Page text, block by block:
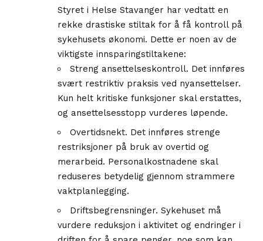
Styret i Helse Stavanger har vedtatt en
rekke drastiske stiltak for å få kontroll på
sykehusets økonomi. Dette er noen av de
viktigste innsparingstiltakene:
Streng ansettelseskontroll. Det innføres
svært restriktiv praksis ved nyansettelser.
Kun helt kritiske funksjoner skal erstattes,
og ansettelsesstopp vurderes løpende.
Overtidsnekt. Det innføres strenge
restriksjoner på bruk av overtid og
merarbeid. Personalkostnadene skal
reduseres betydelig gjennom strammere
vaktplanlegging.
Driftsbegrensninger. Sykehuset må
vurdere reduksjon i aktivitet og endringer i